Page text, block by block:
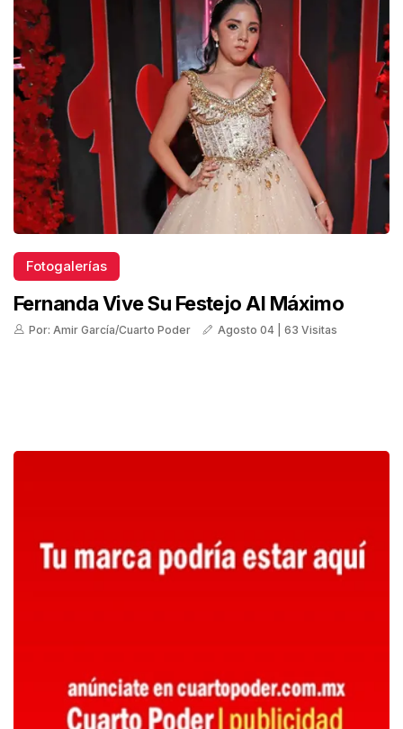
Fotogalerías
Fernanda Vive Su Festejo Al Máximo
Por: Amir García/Cuarto Poder Agosto 04 | 63 Visitas